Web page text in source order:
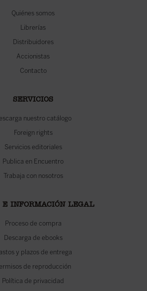
Quiénes somos
Librerías
Distribuidores
Accionistas
Contacto
SERVICIOS
nuestro catálogo
Foreign rights
Servicios editoriales
Publica en Encuentro
Trabaja con nosotros
E INFORMACIÓN LEGAL
Proceso de compra
Descarga de ebooks
y plazos de entrega
de reproducción
Política de privacidad